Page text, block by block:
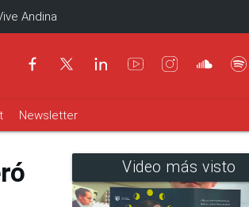
Andina
Newsletter
Video más visto